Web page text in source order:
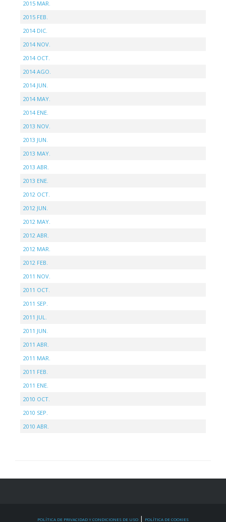
2015 MAR.
2015 FEB.
2014 DIC.
2014 NOV.
2014 OCT.
2014 AGO.
2014 JUN.
2014 MAY.
2014 ENE.
2013 NOV.
2013 JUN.
2013 MAY.
2013 ABR.
2013 ENE.
2012 OCT.
2012 JUN.
2012 MAY.
2012 ABR.
2012 MAR.
2012 FEB.
2011 NOV.
2011 OCT.
2011 SEP.
2011 JUL.
2011 JUN.
2011 ABR.
2011 MAR.
2011 FEB.
2011 ENE.
2010 OCT.
2010 SEP.
2010 ABR.
POLÍTICA DE PRIVACIDAD Y CONDICIONES DE USO | POLÍTICA DE COOKIES